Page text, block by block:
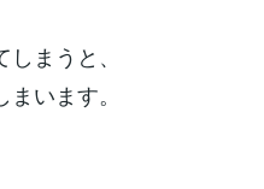
まうと、
います。